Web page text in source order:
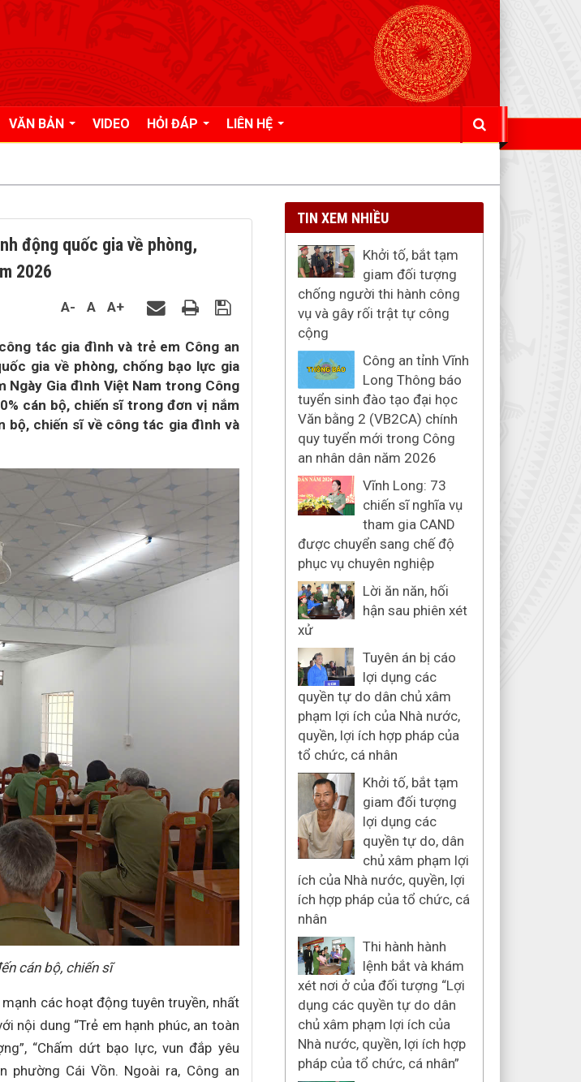
VĂN BẢN VIDEO HỎI ĐÁP LIÊN HỆ
động quốc gia về phòng,
2026
A- A A+
tác gia đình và trẻ em Công an
gia về phòng, chống bạo lực gia
Ngày Gia đình Việt Nam trong Công
cán bộ, chiến sĩ trong đơn vị nắm
bộ, chiến sĩ về công tác gia đình và
cán bộ, chiến sĩ
các hoạt động tuyên truyền, nhất
nội dung “Trẻ em hạnh phúc, an toàn
“Chấm dứt bạo lực, vun đắp yêu
phường Cái Vồn. Ngoài ra, Công an
TIN XEM NHIỀU
Khởi tố, bắt tạm
giam đối tượng
chống người thi hành công
vụ và gây rối trật tự công
cộng
Công an tỉnh Vĩnh
Long Thông báo
tuyển sinh đào tạo đại học
Văn bằng 2 (VB2CA) chính
quy tuyển mới trong Công
an nhân dân năm 2026
Vĩnh Long: 73
chiến sĩ nghĩa vụ
tham gia CAND
được chuyển sang chế độ
phục vụ chuyên nghiệp
Lời ăn năn, hối
hận sau phiên xét
xử
Tuyên án bị cáo
lợi dụng các
quyền tự do dân chủ xâm
phạm lợi ích của Nhà nước,
quyền, lợi ích hợp pháp của
tổ chức, cá nhân
Khởi tố, bắt tạm
giam đối tượng
lợi dụng các
quyền tự do, dân
chủ xâm phạm lợi
ích của Nhà nước, quyền, lợi
ích hợp pháp của tổ chức, cá
nhân
Thi hành hành
lệnh bắt và khám
xét nơi ở của đối tượng “Lợi
dụng các quyền tự do dân
chủ xâm phạm lợi ích của
Nhà nước, quyền, lợi ích hợp
pháp của tổ chức, cá nhân”